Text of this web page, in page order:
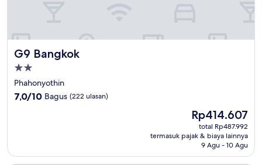
G9 Bangkok
G9 Bangkok
Properti
bintang
2.0
Phahonyothin
7.0
7,0/10 Bagus (222 ulasan)
Harga
sekarang
Rp414.607
Rp414.607
total Rp487.992
termasuk pajak & biaya lainnya
9 Agu - 10 Agu